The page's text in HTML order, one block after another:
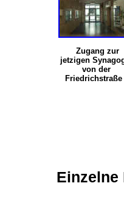
Zugang zur
jetzigen
von der